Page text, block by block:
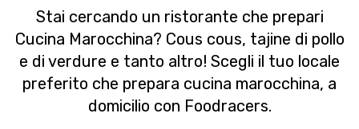
Stai cercando un ristorante che prepari
Cucina Marocchina? Cous cous, tajine di pollo
e di verdure e tanto altro! Scegli il tuo locale
preferito che prepara cucina marocchina, a
domicilio con Foodracers.